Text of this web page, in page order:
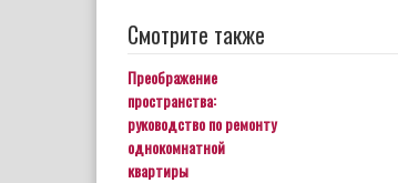
Смотрите также
Преображение
пространства:
руководство по ремонту
однокомнатной
квартиры